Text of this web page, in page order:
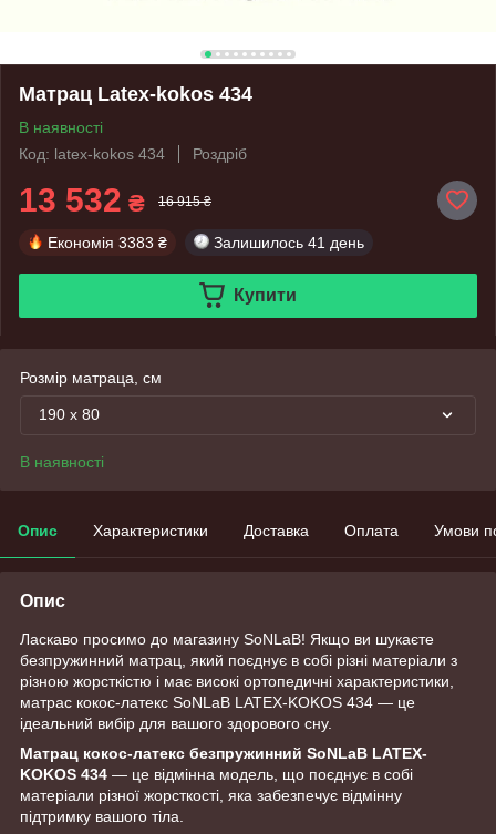
Матрац Latex-kokos 434
В наявності
Код: latex-kokos 434
Роздріб
13 532 ₴ 16 915 ₴
Економія 3383 ₴ Залишилось 41 день
Купити
Розмір матраца, см
190 х 80
В наявності
Опис Характеристики Доставка Оплата Умови
Опис
Ласкаво просимо до магазину SoNLaB! Якщо ви шукаєте
безпружинний матрац, який поєднує в собі різні матеріали з
різною жорсткістю і має високі ортопедичні характеристики,
матрас кокос-латекс SoNLaB LATEX-KOKOS 434 — це
ідеальний вибір для вашого здорового сну.
Матрац кокос-латекс безпружинний SoNLaB LATEX-
KOKOS 434 — це відмінна модель, що поєднує в собі
матеріали різної жорсткості, яка забезпечує відмінну
підтримку вашого тіла.